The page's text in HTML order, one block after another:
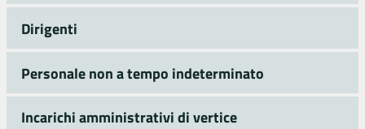
Dirigenti
Personale non a tempo indeterminato
Incarichi amministrativi di vertice